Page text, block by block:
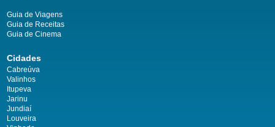
Guia de Viagens
Guia de Receitas
Guia de Cinema
Cidades
Cabreúva
Valinhos
Itupeva
Jarinu
Jundiaí
Louveira